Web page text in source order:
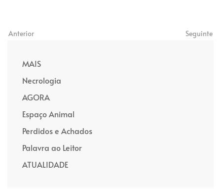
Anterior Seguinte
MAIS
Necrologia
AGORA
Espaço Animal
Perdidos e Achados
Palavra ao Leitor
ATUALIDADE